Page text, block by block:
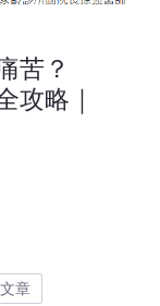
苦？
攻略｜
章